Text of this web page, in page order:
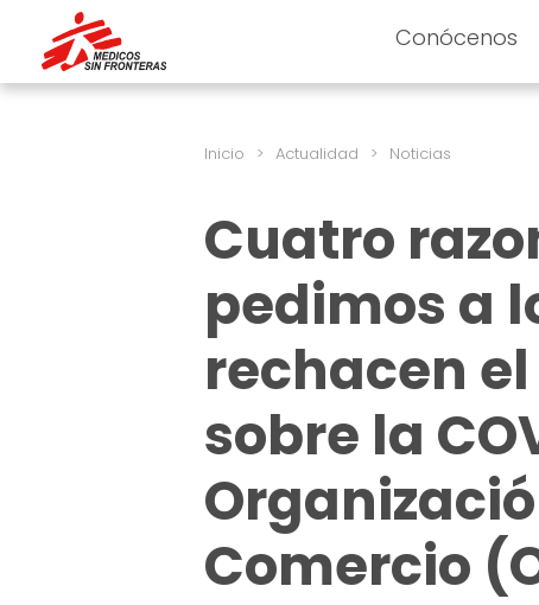
Conócenos
Inicio > Actualidad > Noticias
Cuatro
pedimos a
rechacen
sobre la
Comercio